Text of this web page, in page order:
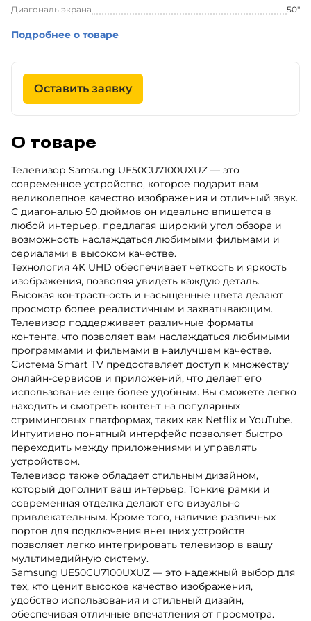
Диагональ экрана
50"
Подробнее о товаре
Оставить заявку
О товаре
Телевизор Samsung UE50CU7100UXUZ — это
современное устройство, которое подарит вам
великолепное качество изображения и отличный звук.
С диагональю 50 дюймов он идеально впишется в
любой интерьер, предлагая широкий угол обзора и
возможность наслаждаться любимыми фильмами и
сериалами в высоком качестве.
Технология 4K UHD обеспечивает четкость и яркость
изображения, позволяя увидеть каждую деталь.
Высокая контрастность и насыщенные цвета делают
просмотр более реалистичным и захватывающим.
Телевизор поддерживает различные форматы
контента, что позволяет вам наслаждаться любимыми
программами и фильмами в наилучшем качестве.
Система Smart TV предоставляет доступ к множеству
онлайн-сервисов и приложений, что делает его
использование еще более удобным. Вы сможете легко
находить и смотреть контент на популярных
стриминговых платформах, таких как Netflix и YouTube.
Интуитивно понятный интерфейс позволяет быстро
переходить между приложениями и управлять
устройством.
Телевизор также обладает стильным дизайном,
который дополнит ваш интерьер. Тонкие рамки и
современная отделка делают его визуально
привлекательным. Кроме того, наличие различных
портов для подключения внешних устройств
позволяет легко интегрировать телевизор в вашу
мультимедийную систему.
Samsung UE50CU7100UXUZ — это надежный выбор для
тех, кто ценит высокое качество изображения,
удобство использования и стильный дизайн,
обеспечивая отличные впечатления от просмотра.